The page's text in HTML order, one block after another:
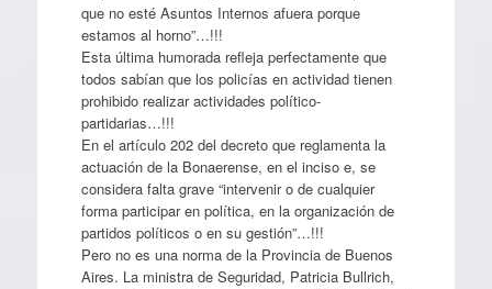
que no esté Asuntos Internos afuera porque
estamos al horno”…!!!
Esta última humorada refleja perfectamente que
todos sabían que los policías en actividad tienen
prohibido realizar actividades político-
partidarias…!!!
En el artículo 202 del decreto que reglamenta la
actuación de la Bonaerense, en el inciso e, se
considera falta grave “intervenir o de cualquier
forma participar en política, en la organización de
partidos políticos o en su gestión”…!!!
Pero no es una norma de la Provincia de Buenos
Aires. La ministra de Seguridad, Patricia Bullrich,